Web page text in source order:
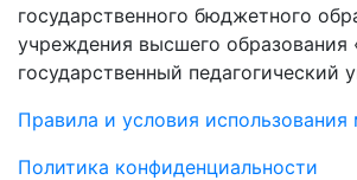
государственного бюджетного
учреждения высшего образования
государственный педагогический
Правила и условия использования
Политика конфиденциальности